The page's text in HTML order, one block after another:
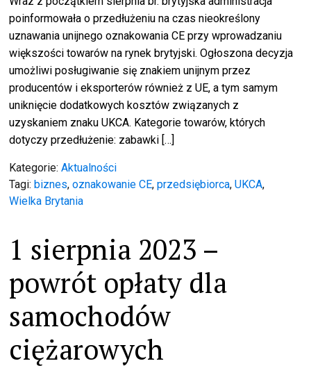
poinformowała o przedłużeniu na czas nieokreślony
uznawania unijnego oznakowania CE przy wprowadzaniu
większości towarów na rynek brytyjski. Ogłoszona decyzja
umożliwi posługiwanie się znakiem unijnym przez
producentów i eksporterów również z UE, a tym samym
uniknięcie dodatkowych kosztów związanych z
uzyskaniem znaku UKCA. Kategorie towarów, których
dotyczy przedłużenie: zabawki […]
Kategorie:Aktualności
Tagi:biznes,oznakowanie CE,przedsiębiorca,UKCA,
Wielka Brytania
1 sierpnia 2023 –
powrót opłaty dla
samochodów
ciężarowych